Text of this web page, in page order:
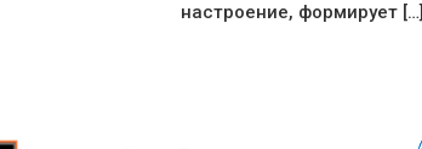
настроение, формирует […]